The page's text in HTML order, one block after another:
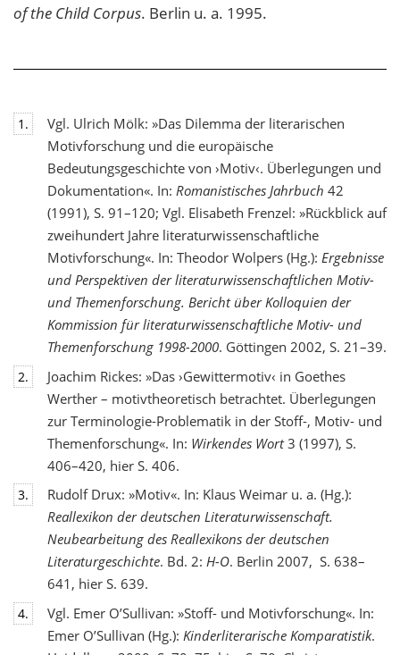
of the Child Corpus. Berlin u. a. 1995.
1.
Vgl. Ulrich Mölk: »Das Dilemma der literarischen
Motivforschung und die europäische
Bedeutungsgeschichte von ›Motiv‹. Überlegungen und
Dokumentation«. In: Romanistisches Jahrbuch 42
(1991), S. 91–120; Vgl. Elisabeth Frenzel: »Rückblick auf
zweihundert Jahre literaturwissenschaftliche
Motivforschung«. In: Theodor Wolpers (Hg.): Ergebnisse
und Perspektiven der literaturwissenschaftlichen Motiv-
und Themenforschung. Bericht über Kolloquien der
Kommission für literaturwissenschaftliche Motiv- und
Themenforschung 1998-2000. Göttingen 2002, S. 21–39.
2.
Joachim Rickes: »Das ›Gewittermotiv‹ in Goethes
Werther – motivtheoretisch betrachtet. Überlegungen
zur Terminologie-Problematik in der Stoff-, Motiv- und
Themenforschung«. In: Wirkendes Wort3 (1997), S.
406–420, hier S. 406.
3.
Rudolf Drux: »Motiv«. In: Klaus Weimar u. a. (Hg.):
Reallexikon der deutschen Literaturwissenschaft.
Neubearbeitung des Reallexikons der deutschen
Literaturgeschichte. Bd. 2: H-O. Berlin 2007, S. 638–
641, hier S. 639.
4.
Vgl. Emer O’Sullivan: »Stoff- und Motivforschung«. In:
Emer O’Sullivan (Hg.): Kinderliterarische Komparatistik.